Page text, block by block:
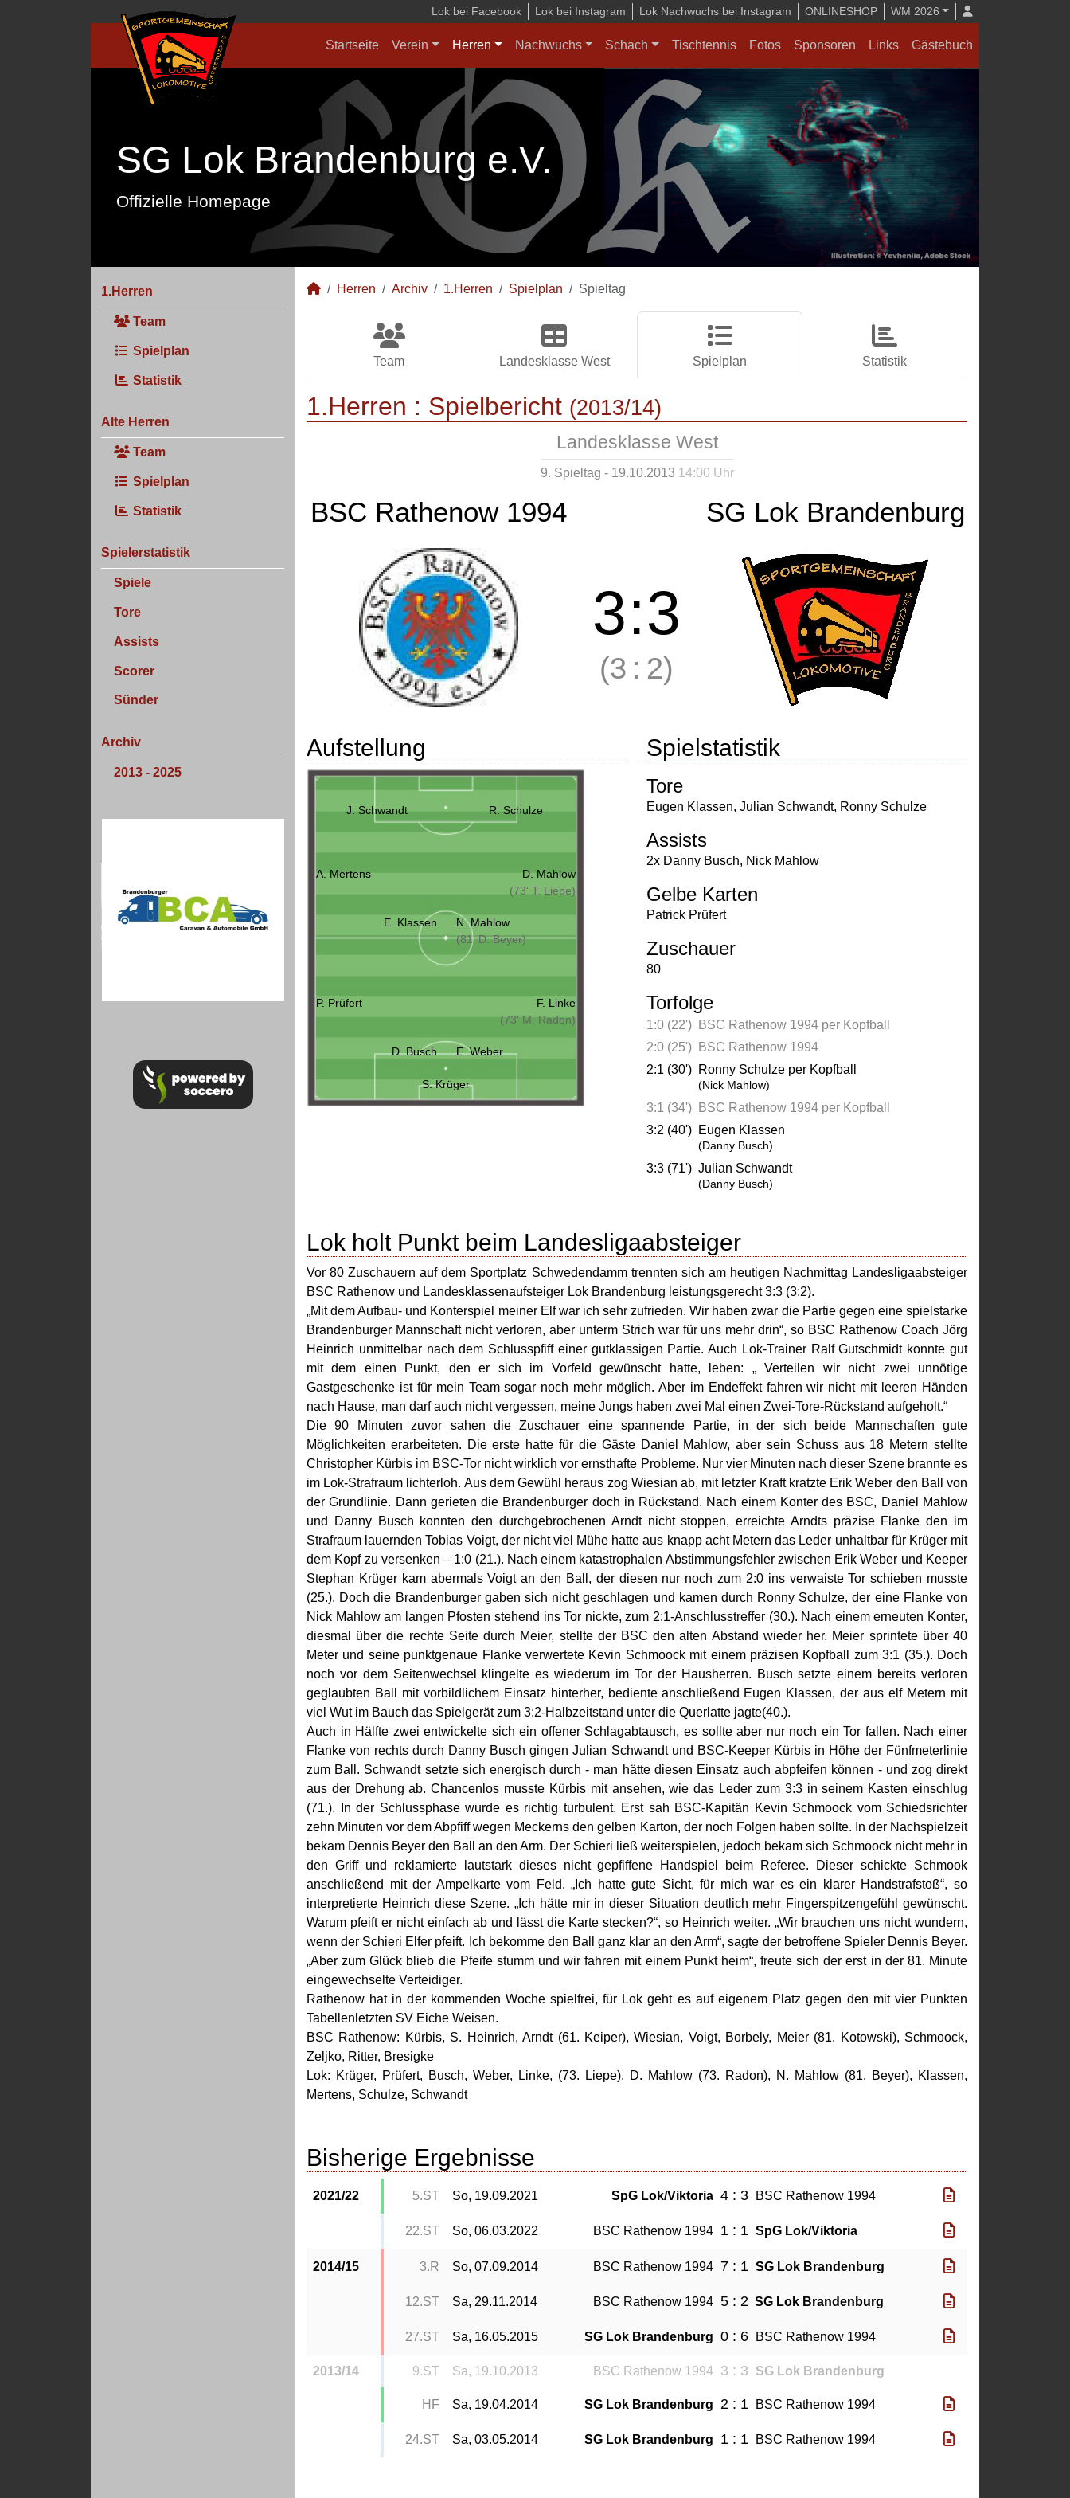
Lok bei Facebook Lok bei Instagram Lok Nachwuchs bei Instagram ONLINESHOP WM 2026
Startseite Verein Herren Nachwuchs Schach Tischtennis Fotos Sponsoren Links Gästebuch
SG Lok Brandenburg e.V.
Offizielle Homepage
1.Herren
Team
Spielplan
Statistik
Alte Herren
Team
Spielplan
Statistik
Spielerstatistik
Spiele
Tore
Assists
Scorer
Sünder
Archiv
2013 - 2025
Herren Archiv 1.Herren Spielplan Spieltag
Team Landesklasse West Spielplan Statistik
1.Herren : Spielbericht (2013/14)
Landesklasse West
9. Spieltag - 19.10.2013 14:00 Uhr
BSC Rathenow 1994 SG Lok Brandenburg
3:3
(3 : 2)
Aufstellung
J. Schwandt R. Schulze
A. Mertens
D. Mahlow
(73' T. Liepe)
E. Klassen
N. Mahlow
(81' D. Beyer)
P. Prüfert
F. Linke
(73' M. Radon)
D. Busch E. Weber
S. Krüger
Spielstatistik
Tore
Eugen Klassen, Julian Schwandt, Ronny Schulze
Assists
2x Danny Busch, Nick Mahlow
Gelbe Karten
Patrick Prüfert
Zuschauer
80
Torfolge
1:0 (22')
BSC Rathenow 1994 per Kopfball
2:0 (25')
BSC Rathenow 1994
2:1 (30') Ronny Schulze per Kopfball
(Nick Mahlow)
3:1 (34')
BSC Rathenow 1994 per Kopfball
3:2 (40') Eugen Klassen
(Danny Busch)
3:3 (71') Julian Schwandt
(Danny Busch)
Lok holt Punkt beim Landesligaabsteiger
Vor 80 Zuschauern auf dem Sportplatz Schwedendamm trennten sich am heutigen Nachmittag Landesligaabsteiger
BSC Rathenow und Landesklassenaufsteiger Lok Brandenburg leistungsgerecht 3:3 (3:2).
„Mit dem Aufbau- und Konterspiel meiner Elf war ich sehr zufrieden. Wir haben zwar die Partie gegen eine spielstarke
Brandenburger Mannschaft nicht verloren, aber unterm Strich war für uns mehr drin“, so BSC Rathenow Coach Jörg
Heinrich unmittelbar nach dem Schlusspfiff einer gutklassigen Partie. Auch Lok-Trainer Ralf Gutschmidt konnte gut
mit dem einen Punkt, den er sich im Vorfeld gewünscht hatte, leben: „ Verteilen wir nicht zwei unnötige
Gastgeschenke ist für mein Team sogar noch mehr möglich. Aber im Endeffekt fahren wir nicht mit leeren Händen
nach Hause, man darf auch nicht vergessen, meine Jungs haben zwei Mal einen Zwei-Tore-Rückstand aufgeholt.“
Die 90 Minuten zuvor sahen die Zuschauer eine spannende Partie, in der sich beide Mannschaften gute
Möglichkeiten erarbeiteten. Die erste hatte für die Gäste Daniel Mahlow, aber sein Schuss aus 18 Metern stellte
Christopher Kürbis im BSC-Tor nicht wirklich vor ernsthafte Probleme. Nur vier Minuten nach dieser Szene brannte es
im Lok-Strafraum lichterloh. Aus dem Gewühl heraus zog Wiesian ab, mit letzter Kraft kratzte Erik Weber den Ball von
der Grundlinie. Dann gerieten die Brandenburger doch in Rückstand. Nach einem Konter des BSC, Daniel Mahlow
und Danny Busch konnten den durchgebrochenen Arndt nicht stoppen, erreichte Arndts präzise Flanke den im
Strafraum lauernden Tobias Voigt, der nicht viel Mühe hatte aus knapp acht Metern das Leder unhaltbar für Krüger mit
dem Kopf zu versenken – 1:0 (21.). Nach einem katastrophalen Abstimmungsfehler zwischen Erik Weber und Keeper
Stephan Krüger kam abermals Voigt an den Ball, der diesen nur noch zum 2:0 ins verwaiste Tor schieben musste
(25.). Doch die Brandenburger gaben sich nicht geschlagen und kamen durch Ronny Schulze, der eine Flanke von
Nick Mahlow am langen Pfosten stehend ins Tor nickte, zum 2:1-Anschlusstreffer (30.). Nach einem erneuten Konter,
diesmal über die rechte Seite durch Meier, stellte der BSC den alten Abstand wieder her. Meier sprintete über 40
Meter und seine punktgenaue Flanke verwertete Kevin Schmoock mit einem präzisen Kopfball zum 3:1 (35.). Doch
noch vor dem Seitenwechsel klingelte es wiederum im Tor der Hausherren. Busch setzte einem bereits verloren
geglaubten Ball mit vorbildlichem Einsatz hinterher, bediente anschließend Eugen Klassen, der aus elf Metern mit
viel Wut im Bauch das Spielgerät zum 3:2-Halbzeitstand unter die Querlatte jagte(40.).
Auch in Hälfte zwei entwickelte sich ein offener Schlagabtausch, es sollte aber nur noch ein Tor fallen. Nach einer
Flanke von rechts durch Danny Busch gingen Julian Schwandt und BSC-Keeper Kürbis in Höhe der Fünfmeterlinie
zum Ball. Schwandt setzte sich energisch durch - man hätte diesen Einsatz auch abpfeifen können - und zog direkt
aus der Drehung ab. Chancenlos musste Kürbis mit ansehen, wie das Leder zum 3:3 in seinem Kasten einschlug
(71.). In der Schlussphase wurde es richtig turbulent. Erst sah BSC-Kapitän Kevin Schmoock vom Schiedsrichter
zehn Minuten vor dem Abpfiff wegen Meckerns den gelben Karton, der noch Folgen haben sollte. In der Nachspielzeit
bekam Dennis Beyer den Ball an den Arm. Der Schieri ließ weiterspielen, jedoch bekam sich Schmoock nicht mehr in
den Griff und reklamierte lautstark dieses nicht gepfiffene Handspiel beim Referee. Dieser schickte Schmook
anschließend mit der Ampelkarte vom Feld. „Ich hatte gute Sicht, für mich war es ein klarer Handstrafstoß“, so
interpretierte Heinrich diese Szene. „Ich hätte mir in dieser Situation deutlich mehr Fingerspitzengefühl gewünscht.
Warum pfeift er nicht einfach ab und lässt die Karte stecken?“, so Heinrich weiter. „Wir brauchen uns nicht wundern,
wenn der Schieri Elfer pfeift. Ich bekomme den Ball ganz klar an den Arm“, sagte der betroffene Spieler Dennis Beyer.
„Aber zum Glück blieb die Pfeife stumm und wir fahren mit einem Punkt heim“, freute sich der erst in der 81. Minute
eingewechselte Verteidiger.
Rathenow hat in der kommenden Woche spielfrei, für Lok geht es auf eigenem Platz gegen den mit vier Punkten
Tabellenletzten SV Eiche Weisen.
BSC Rathenow: Kürbis, S. Heinrich, Arndt (61. Keiper), Wiesian, Voigt, Borbely, Meier (81. Kotowski), Schmoock,
Zeljko, Ritter, Bresigke
Lok: Krüger, Prüfert, Busch, Weber, Linke, (73. Liepe), D. Mahlow (73. Radon), N. Mahlow (81. Beyer), Klassen,
Mertens, Schulze, Schwandt
Bisherige Ergebnisse
2021/22 5.ST So, 19.09.2021 SpG Lok/Viktoria 4 : 3 BSC Rathenow 1994
22.ST So, 06.03.2022 BSC Rathenow 1994 1 : 1 SpG Lok/Viktoria
2014/15 3.R So, 07.09.2014 BSC Rathenow 1994 7 : 1 SG Lok Brandenburg
12.ST Sa, 29.11.2014 BSC Rathenow 1994 5 : 2 SG Lok Brandenburg
27.ST Sa, 16.05.2015 SG Lok Brandenburg 0 : 6 BSC Rathenow 1994
2013/14 9.ST Sa, 19.10.2013 BSC Rathenow 1994 3 : 3 SG Lok Brandenburg
HF Sa, 19.04.2014 SG Lok Brandenburg 2 : 1 BSC Rathenow 1994
24.ST Sa, 03.05.2014 SG Lok Brandenburg 1 : 1 BSC Rathenow 1994